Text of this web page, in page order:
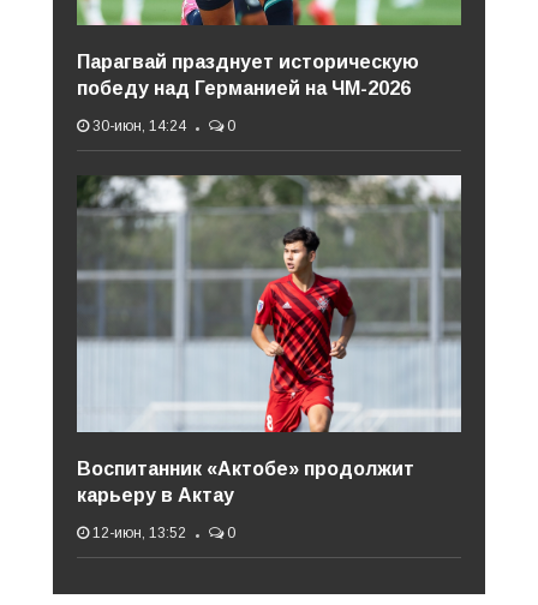
Парагвай празднует историческую
победу над Германией на ЧМ-2026
30-июн, 14:24 0
Воспитанник «Актобе» продолжит
карьеру в Актау
12-июн, 13:52 0